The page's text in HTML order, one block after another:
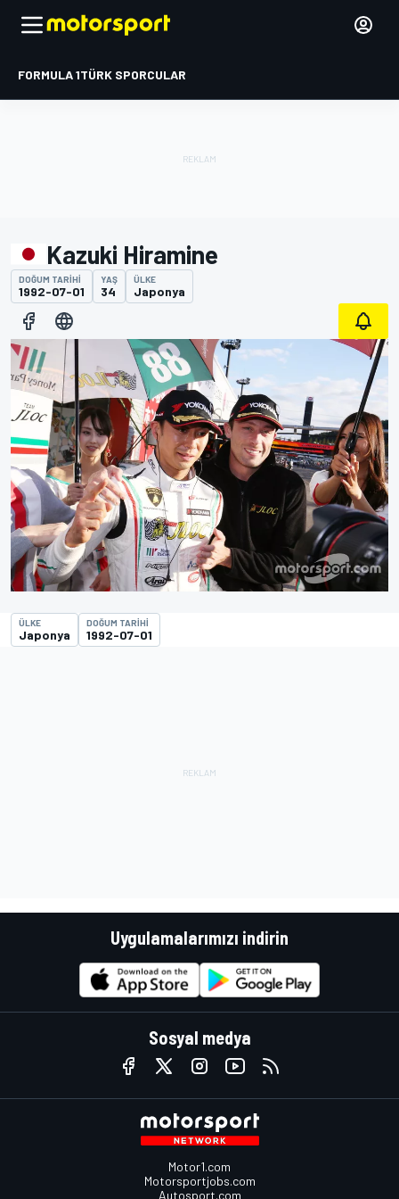
FORMULA 1TÜRK SPORCULAR
Kazuki Hiramine
DOĞUM TARIHI
1992-07-01
YAŞ
34
ÜLKE
Japonya
ÜLKE
Japonya
DOĞUM TARIHI
1992-07-01
Uygulamalarımızı indirin
Sosyal medya
Motor1.com
Motorsportjobs.com
Autosport.com